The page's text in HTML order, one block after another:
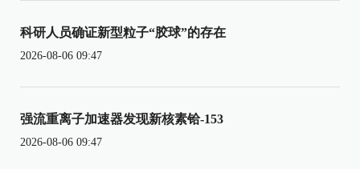
科研人员确证新型粒子“胶球”的存在
2026-08-06 09:47
强流重离子加速器发现新核素铪-153
2026-08-06 09:47